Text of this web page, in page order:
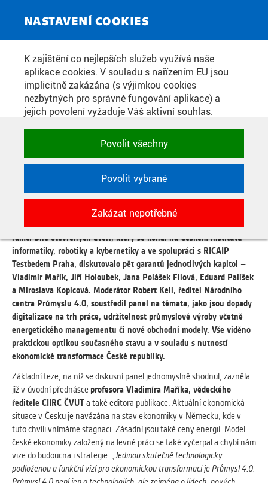
NASTAVENÍ COOKIES
K zajištění co nejlepších služeb využívá naše
aplikace cookies. V souladu s nařízením EU jsou
implicitně zakázána (s výjimkou cookies
nezbytných pro správné fungování aplikace) a
jejich povolení vyžaduje Váš aktivní souhlas.
zakázat, případně vybrat a povolit cookies podle
kategorie. Svoje rozhodnutí můžete samozřejmě
kdykoli změnit.
POTŘEBNÉ
Technické cookies využívané aplikacemi
ČVUT pro uchování jejich nastavení,
vlastností a identifikátorů relace. Jsou
nezbytné pro správné fungování a jsou
vždy aktivní.
ANALYTICKÉ
Slouží pro získávání anonymizovaných
statistických údajů, které nám pomáhají
vylepšovat naše aplikace. Zpravidla jde o
cookies systémů třetích stran, které k
těmto účelům využíváme.
MARKETINGOVÉ
Využívané za účelem zobrazení
správných nabídek a cílení obsahu podle
Vašich preferencí. Zpravidla jde o
cookies systémů třetích stran, které nám
s analýzou uživatelského chování
Povolit všechny
Povolit vybrané
Zakázat nepotřebné
ZPRAVODAJSKÝ SERVIS
JEDINOU FUNKČNÍ VIZÍ PRO
EKONOMICKOU TRANSFORMACI
JE PRŮMYSL 4.0, LIDÉ JSOU
NAŠE NEJVĚTŠÍ BOHATSTVÍ
Datum zveřejnění:10. 6. 2024
Národní centrum Průmyslu 4.0 ve spolupráci s téměř 60 autory
připravuje publikaci Průmysl 4.0 – základ ekonomické
transformace, která navazuje na klíčovou knihu k danému tématu
rámci Dne otevřených dveří, který se konal na Českém institutu
informatiky, robotiky a kybernetiky a ve spolupráci s RICAIP
Testbedem Praha, diskutovalo pět garantů jednotlivých kapitol –
Vladimír Mařík, Jiří Holoubek, Jana Polášek Filová, Eduard Palíšek
a Miroslava Kopicová. Moderátor Robert Keil, ředitel Národního
centra Průmyslu 4.0, soustředil panel na témata, jako jsou dopady
digitalizace na trh práce, udržitelnost průmyslové výroby včetně
energetického managementu či nové obchodní modely. Vše viděno
praktickou optikou současného stavu a v souladu s nutností
ekonomické transformace České republiky.
Základní teze, na níž se diskusní panel jednomyslně shodnul, zazněla
již v úvodní přednášce profesora Vladimíra Maříka, vědeckého
ředitele CIIRC ČVUTa také editora publikace. Aktuální ekonomická
situace v Česku je navázána na stav ekonomiky v Německu, kde v
tuto chvíli vnímáme stagnaci. Zásadní jsou také ceny energií. Model
české ekonomiky založený na levné práci se také vyčerpal a chybí nám
vize do budoucna i strategie. „Jedinou skutečně technologicky
podloženou a funkční vizí pro ekonomickou transformaci je Průmysl 4.0.